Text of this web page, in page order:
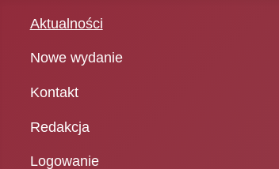
Aktualności
Nowe wydanie
Kontakt
Redakcja
Logowanie